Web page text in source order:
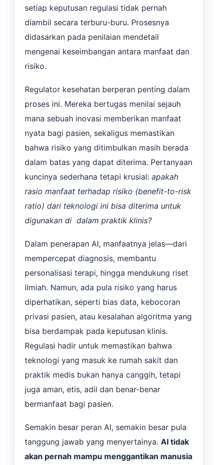
setiap keputusan regulasi tidak pernah
diambil secara terburu-buru. Prosesnya
didasarkan pada penilaian mendetail
mengenai keseimbangan antara manfaat dan
risiko.
Regulator kesehatan berperan penting dalam
proses ini. Mereka bertugas menilai sejauh
mana sebuah inovasi memberikan manfaat
nyata bagi pasien, sekaligus memastikan
bahwa risiko yang ditimbulkan masih berada
dalam batas yang dapat diterima. Pertanyaan
kuncinya sederhana tetapi krusial: apakah
rasio manfaat terhadap risiko (benefit-to-risk
ratio) dari teknologi ini bisa diterima untuk
digunakan di dalam praktik klinis?
Dalam penerapan AI, manfaatnya jelas—dari
mempercepat diagnosis, membantu
personalisasi terapi, hingga mendukung riset
ilmiah. Namun, ada pula risiko yang harus
diperhatikan, seperti bias data, kebocoran
privasi pasien, atau kesalahan algoritma yang
bisa berdampak pada keputusan klinis.
Regulasi hadir untuk memastikan bahwa
teknologi yang masuk ke rumah sakit dan
praktik medis bukan hanya canggih, tetapi
juga aman, etis, adil dan benar-benar
bermanfaat bagi pasien.
Semakin besar peran AI, semakin besar pula
tanggung jawab yang menyertainya. AI tidak
akan pernah mampu menggantikan manusia